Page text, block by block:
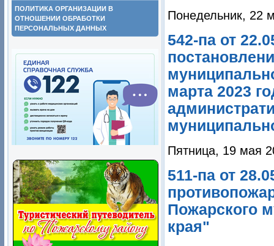
ПОЛИТИКА ОРГАНИЗАЦИИ В
ОТНОШЕНИИ ОБРАБОТКИ
ПЕРСОНАЛЬНЫХ ДАННЫХ
Понедельник, 22
542-па от
марта 2023
Пятница, 19 мая
511-па от
Пожарского
края"